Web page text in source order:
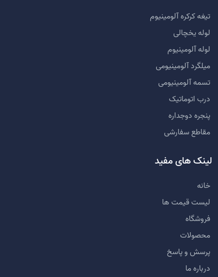
تیغه کرکره آلومینیوم
لوله یخچالی
لوله آلومینیوم
میلگرد آلومینیومی
تسمه آلومینیومی
درب اتوماتیک
پنجره دوجداره
مقاطع سفارشی
لینک های مفید
خانه
لیست قیمت ها
فروشگاه
محصولات
پرسش و پاسخ
درباره ما